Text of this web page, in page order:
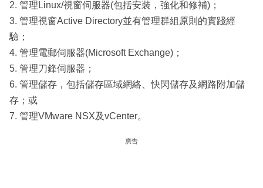
2. 管理Linux/視窗伺服器(包括安裝，強化和修補)；
3. 管理視窗Active Directory並有管理群組原則的實踐經
驗；
4. 管理電郵伺服器(Microsoft Exchange)；
5. 管理刀鋒伺服器；
6. 管理儲存，包括儲存區域網絡、快閃儲存及網路附加儲
存；或
7. 管理VMware NSX及vCenter。
廣告